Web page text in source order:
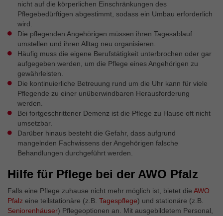
nicht auf die körperlichen Einschränkungen des
Pflegebedürftigen abgestimmt, sodass ein Umbau erforderlich
wird.
Die pflegenden Angehörigen müssen ihren Tagesablauf
umstellen und ihren Alltag neu organisieren.
Häufig muss die eigene Berufstätigkeit unterbrochen oder gar
aufgegeben werden, um die Pflege eines Angehörigen zu
gewährleisten.
Die kontinuierliche Betreuung rund um die Uhr kann für viele
Pflegende zu einer unüberwindbaren Herausforderung
werden.
Bei fortgeschrittener Demenz ist die Pflege zu Hause oft nicht
umsetzbar.
Darüber hinaus besteht die Gefahr, dass aufgrund
mangelnden Fachwissens der Angehörigen falsche
Behandlungen durchgeführt werden.
Hilfe für Pflege bei der AWO Pfalz
Falls eine Pflege zuhause nicht mehr möglich ist, bietet die AWO
Pfalz eine teilstationäre (z.B. Tagespflege) und stationäre (z.B.
Seniorenhäuser) Pflegeoptionen an. Mit ausgebildetem Personal,
Externe Inhalte
Wir verwenden auf unserer Website externe Inhalte, um
Ihnen zusätzliche Informationen anzubieten.